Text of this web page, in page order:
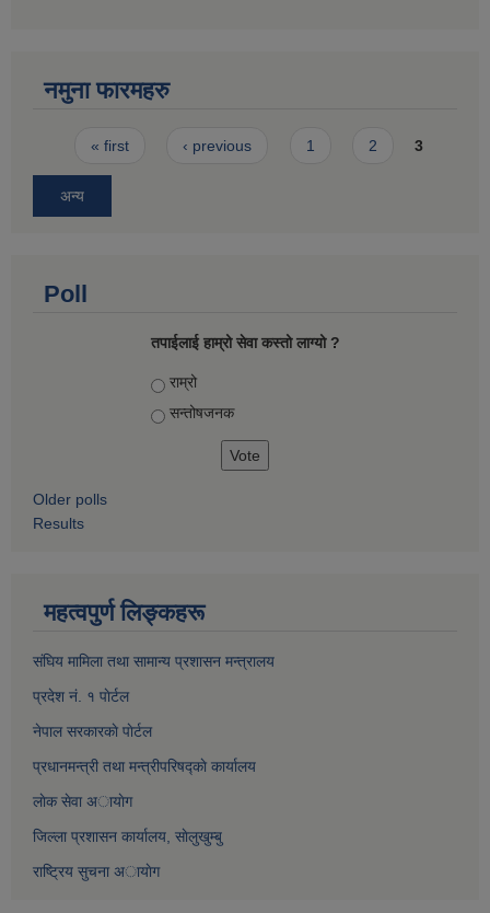
नमुना फारमहरु
Pages
« first ‹ previous 1 2 3
अन्य
Poll
तपाईलाई हाम्रो सेवा कस्तो लाग्यो ?
Choices
राम्रो
सन्तोषज‍नक
Older polls
Results
महत्वपुर्ण लिङ्कहरू
संघिय मामिला तथा सामान्य प्रशासन मन्त्रालय
प्रदेश नं. १ पाेर्टल
नेपाल सरकारकाे पाेर्टल
प्रधानमन्त्री तथा मन्त्रीपरिषद्काे कार्यालय
लाेक सेवा अायाेग
जिल्ला प्रशासन कार्यालय, साेलुखुम्बु
राष्ट्रिय सुचना अायाेग